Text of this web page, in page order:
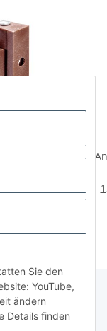
Sie den
YouTube,
ändern
Details finden
9 x
€